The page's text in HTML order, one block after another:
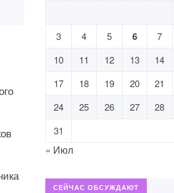
3
4 5 6 7
10
11 12 13 14
17
18 19 20 21
24
25 26 27 28
31
« Июл
СЕЙЧАС ОБСУЖДАЮТ